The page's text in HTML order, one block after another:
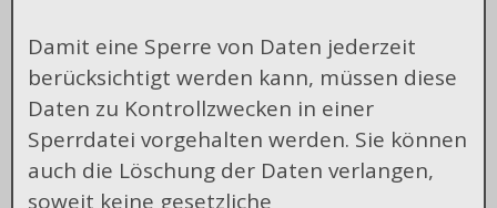
Damit eine Sperre von Daten jederzeit
berücksichtigt werden kann, müssen diese
Daten zu Kontrollzwecken in einer
Sperrdatei vorgehalten werden. Sie können
auch die Löschung der Daten verlangen,
soweit keine gesetzliche